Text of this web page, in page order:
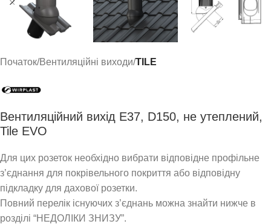
Початок Вентиляційні виходи TILE
Вентиляційний вихід E37, D150, не утеплений,
Tile EVO
Для цих розеток необхідно вибрати відповідне профільне
з’єднання для покрівельного покриття або відповідну
підкладку для дахової розетки.
Повний перелік існуючих з’єднань можна знайти нижче в
розділі “НЕДОЛІКИ ЗНИЗУ”.